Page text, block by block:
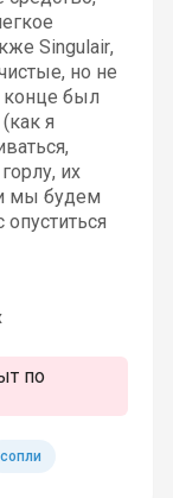
Singulair,
но не
конце был
я
их
мы будем
по
сопли